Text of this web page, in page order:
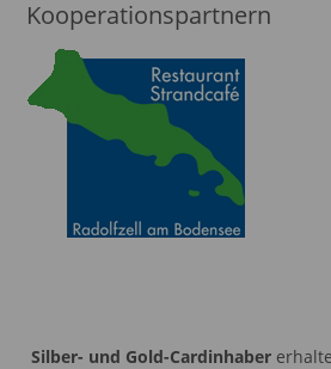
Kooperationspartnern
Silber- und Gold-Cardinhaber